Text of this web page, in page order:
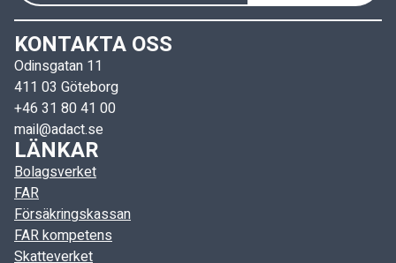
KONTAKTA OSS
Odinsgatan 11
411 03 Göteborg
+46 31 80 41 00
mail@adact.se
LÄNKAR
Bolagsverket
FAR
Försäkringskassan
FAR kompetens
Skatteverket